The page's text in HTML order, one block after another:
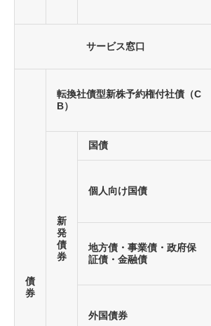
サービス窓口
債
券
転換社債型新株予約権付社債（C
B）
新
発
債
券
国債
個人向け国債
地方債・事業債・政府保
証債・金融債
外国債券